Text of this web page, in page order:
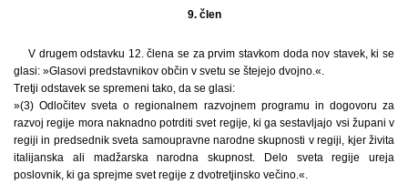
9. člen
V drugem odstavku 12. člena se za prvim stavkom doda nov stavek, ki se
glasi: »Glasovi predstavnikov občin v svetu se štejejo dvojno.«.
Tretji odstavek se spremeni tako, da se glasi:
»(3) Odločitev sveta o regionalnem razvojnem programu in dogovoru za
razvoj regije mora naknadno potrditi svet regije, ki ga sestavljajo vsi župani v
regiji in predsednik sveta samoupravne narodne skupnosti v regiji, kjer živita
italijanska ali madžarska narodna skupnost. Delo sveta regije ureja
poslovnik, ki ga sprejme svet regije z dvotretjinsko večino.«.